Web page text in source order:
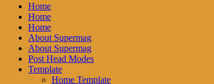
Home
Home
Home
About Supermag
About Supermag
Post Head Modes
Template
Home Template